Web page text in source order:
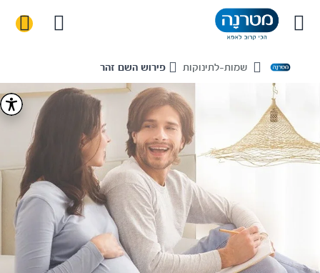
Home שמות-לתינוקות פירוש השם זהר